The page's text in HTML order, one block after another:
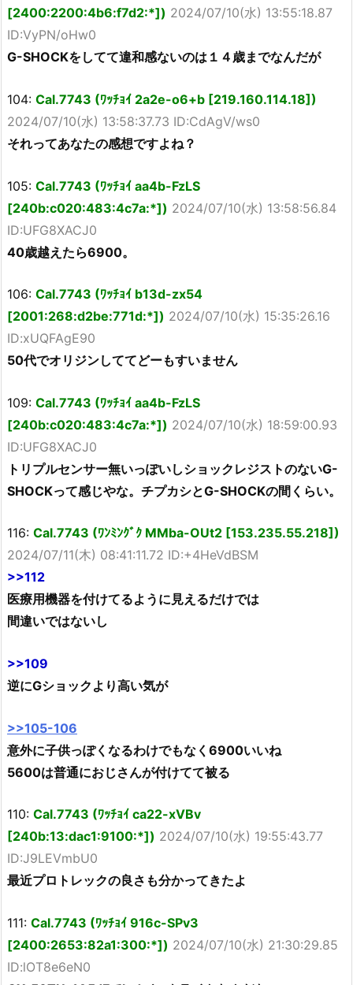
[2400:2200:4b6:f7d2:*]) 2024/07/10(水) 13:55:18.87
ID:VyPN/oHw0
G-SHOCKをしてて違和感ないのは１４歳までなんだが
104: Cal.7743 (ﾜｯﾁｮｲ 2a2e-o6+b [219.160.114.18])
2024/07/10(水) 13:58:37.73 ID:CdAgV/ws0
それってあなたの感想ですよね？
105: Cal.7743 (ﾜｯﾁｮｲ aa4b-FzLS
[240b:c020:483:4c7a:*]) 2024/07/10(水) 13:58:56.84
ID:UFG8XACJ0
40歳越えたら6900。
106: Cal.7743 (ﾜｯﾁｮｲ b13d-zx54
[2001:268:d2be:771d:*]) 2024/07/10(水) 15:35:26.16
ID:xUQFAgE90
50代でオリジンしててどーもすいません
109: Cal.7743 (ﾜｯﾁｮｲ aa4b-FzLS
[240b:c020:483:4c7a:*]) 2024/07/10(水) 18:59:00.93
ID:UFG8XACJ0
トリプルセンサー無いっぽいしショックレジストのないG-
SHOCKって感じやな。チプカシとG-SHOCKの間くらい。
116: Cal.7743 (ﾜﾝﾐﾝｸﾞｸ MMba-OUt2 [153.235.55.218])
2024/07/11(木) 08:41:11.72 ID:+4HeVdBSM
>>112
医療用機器を付けてるように見えるだけでは
間違いではないし
>>109
逆にGショックより高い気が
>>105-106
意外に子供っぽくなるわけでもなく6900いいね
5600は普通におじさんが付けてて被る
110: Cal.7743 (ﾜｯﾁｮｲ ca22-xVBv
[240b:13:dac1:9100:*]) 2024/07/10(水) 19:55:43.77
ID:J9LEVmbU0
最近プロトレックの良さも分かってきたよ
111: Cal.7743 (ﾜｯﾁｮｲ 916c-SPv3
[2400:2653:82a1:300:*]) 2024/07/10(水) 21:30:29.85
ID:lOT8e6eN0